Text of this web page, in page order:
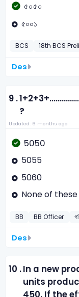
৫০৫০
৫০০১
BCS 18th BCS Preli
Des
9 .
?
Updated: 6 months ago
5050
5055
5060
None of these
BB BB Officer
Des
10 .In a new
units
450. If the